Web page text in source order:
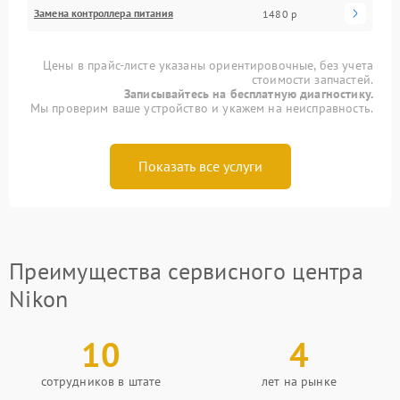
Замена контроллера питания 1480 р
Цены в прайс-листе указаны ориентировочные, без учета
стоимости запчастей.
Записывайтесь на бесплатную диагностику.
Мы проверим ваше устройство и укажем на неисправность.
Показать все услуги
Преимущества сервисного центра
Nikon
10
сотрудников в штате
4
лет на рынке